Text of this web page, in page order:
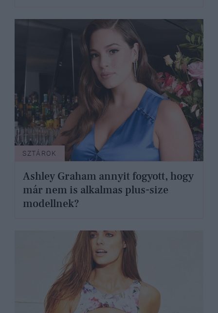
SZTÁROK
Ashley Graham annyit fogyott, hogy
már nem is alkalmas plus-size
modellnek?